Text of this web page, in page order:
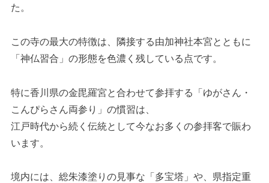
た。
この寺の最大の特徴は、隣接する由加神社本宮とともに
「神仏習合」の形態を色濃く残している点です。
特に香川県の金毘羅宮と合わせて参拝する「ゆがさん・
こんぴらさん両参り」の慣習は、
江戸時代から続く伝統として今なお多くの参拝客で賑わ
います。
境内には、総朱漆塗りの見事な「多宝塔」や、県指定重